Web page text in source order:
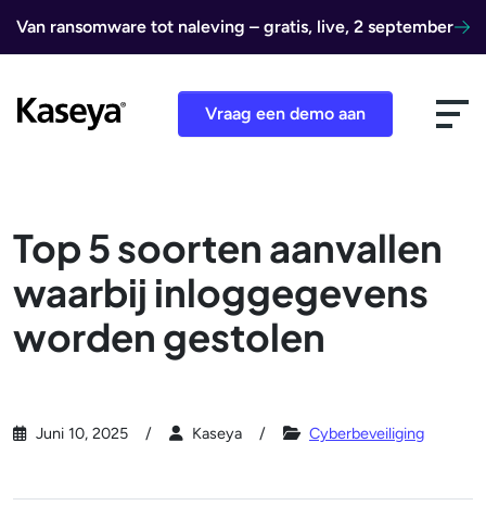
Van ransomware tot naleving – gratis, live, 2 september
Vraag een demo aan
Top 5 soorten aanvallen
waarbij inloggegevens
worden gestolen
Juni 10, 2025 Kaseya Cyberbeveiliging